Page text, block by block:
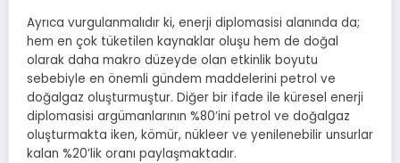
Ayrıca vurgulanmalıdır ki, enerji diplomasisi alanında da;
hem en çok tüketilen kaynaklar oluşu hem de doğal
olarak daha makro düzeyde olan etkinlik boyutu
sebebiyle en önemli gündem maddelerini petrol ve
doğalgaz oluşturmuştur. Diğer bir ifade ile küresel enerji
diplomasisi argümanlarının %80’ini petrol ve doğalgaz
oluşturmakta iken, kömür, nükleer ve yenilenebilir unsurlar
kalan %20’lik oranı paylaşmaktadır.